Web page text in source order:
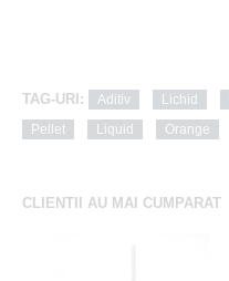
TAG-URI: Aditiv Lichid
Pellet
Liquid Orange
CLIENTII AU MAI CUMPARAT